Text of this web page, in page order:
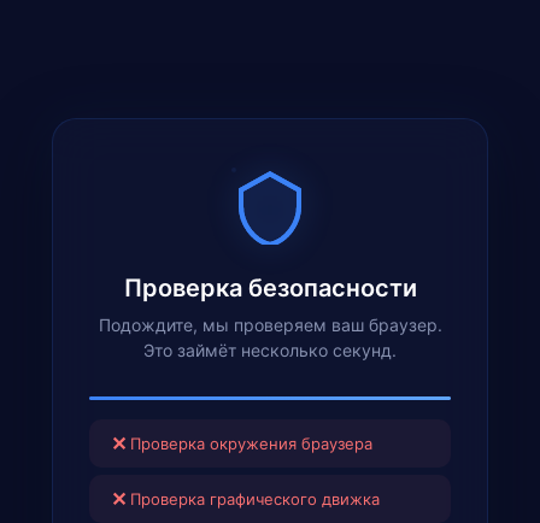
Проверка безопасности
Подождите, мы проверяем ваш браузер.
Это займёт несколько секунд.
✕ Проверка окружения браузера
✕ Проверка графического движка